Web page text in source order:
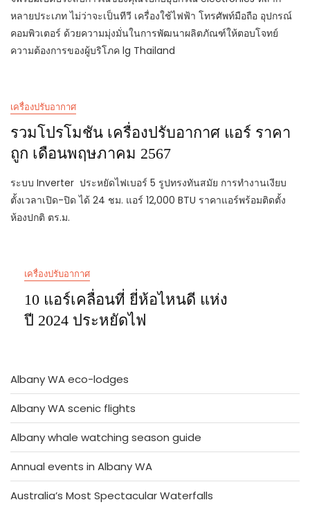
หลายประเภท ไม่ว่าจะเป็นทีวี เครื่องใช้ไฟฟ้า โทรศัพท์มือถือ อุปกรณ์
คอมพิวเตอร์ ด้วยความมุ่งมั่นในการพัฒนาผลิตภัณฑ์ให้ตอบโจทย์
ความต้องการของผู้บริโภค lg Thailand
เครื่องปรับอากาศ
รวมโปรโมชัน เครื่องปรับอากาศ แอร์ ราคา
ถูก เดือนพฤษภาคม 2567
ระบบ Inverter ประหยัดไฟเบอร์ 5 รูปทรงทันสมัย การทำงานเงียบ
ตั้งเวลาเปิด-ปิด ได้ 24 ชม. แอร์ 12,000 BTU ราคาแอร์พร้อมติดตั้ง
ห้องปกติ ตร.ม.
เครื่องปรับอากาศ
10 แอร์เคลื่อนที่ ยี่ห้อไหนดี แห่ง
ปี 2024 ประหยัดไฟ
Albany WA eco-lodges
Albany WA scenic flights
Albany whale watching season guide
Annual events in Albany WA
Australia’s Most Spectacular Waterfalls